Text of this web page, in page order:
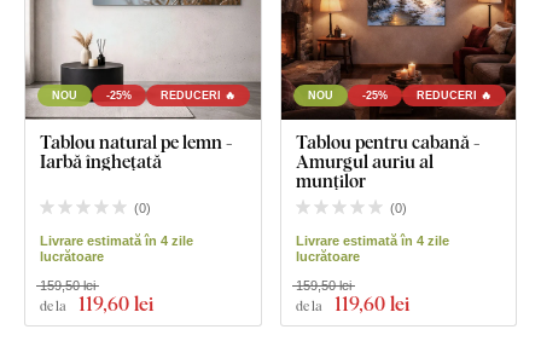
NOU -25% REDUCERI 🔥
Tablou natural pe lemn -
Iarbă înghețată
(0)
Livrare estimată în 4 zile
lucrătoare
de la 119,60 lei
159,50 lei
NOU -25% REDUCERI 🔥
Tablou pentru cabană -
Amurgul auriu al
munților
(0)
Livrare estimată în 4 zile
lucrătoare
de la 119,60 lei
159,50 lei